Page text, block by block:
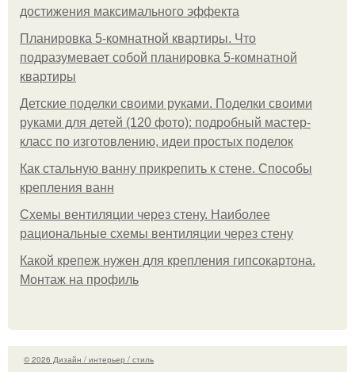
достижения максимального эффекта
Планировка 5-комнатной квартиры. Что
подразумевает собой планировка 5-комнатной
квартиры
Детские поделки своими руками. Поделки своими
руками для детей (120 фото): подробный мастер-
класс по изготовлению, идеи простых поделок
Как стальную ванну прикрепить к стене. Способы
крепления ванн
Схемы вентиляции через стену. Наиболее
рациональные схемы вентиляции через стену
Какой крепеж нужен для крепления гипсокартона.
Монтаж на профиль
© 2026 Дизайн / интерьер / стиль